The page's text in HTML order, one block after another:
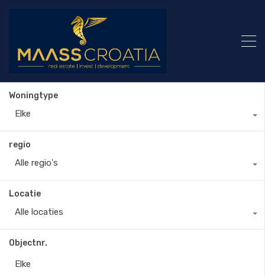
Woningtype
Elke
regio
Alle regio's
Locatie
Alle locaties
Objectnr.